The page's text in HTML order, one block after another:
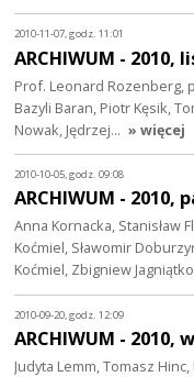
2010-11-07, godz. 11:01
ARCHIWUM - 2010,
Prof. Leonard Rozenberg,
Bazyli Baran, Piotr Kęsik,
Nowak, Jędrzej… » więcej
2010-10-05, godz. 09:08
ARCHIWUM - 2010,
Anna Kornacka, Stanisław
Koćmiel, Sławomir
Koćmiel, Zbigniew
2010-09-20, godz. 12:09
ARCHIWUM - 2010,
Judyta Lemm, Tomasz